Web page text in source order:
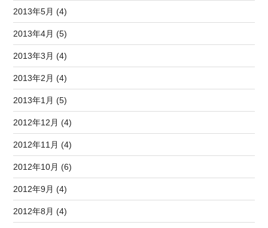
2013年5月 (4)
2013年4月 (5)
2013年3月 (4)
2013年2月 (4)
2013年1月 (5)
2012年12月 (4)
2012年11月 (4)
2012年10月 (6)
2012年9月 (4)
2012年8月 (4)